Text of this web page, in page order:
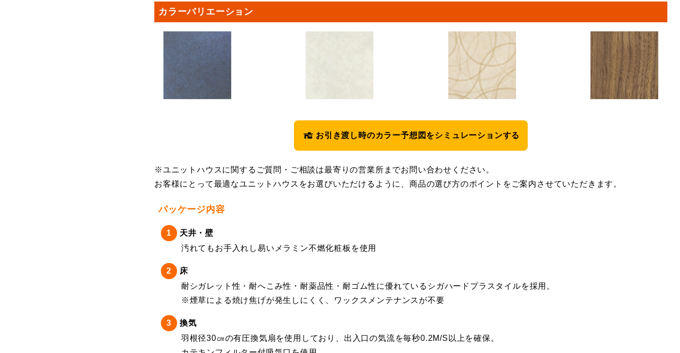
カラーバリエーション
お引き渡し時のカラー予想図をシミュレーションする
※ユニットハウスに関するご質問・ご相談は最寄りの営業所までお問い合わせください。
お客様にとって最適なユニットハウスをお選びいただけるように、商品の選び方のポイントをご案内させていただきます。
パッケージ内容
天井・壁
汚れてもお手入れし易いメラミン不燃化粧板を使用
床
耐シガレット性・耐へこみ性・耐薬品性・耐ゴム性に優れているシガハードプラスタイルを採用。
※煙草による焼け焦げが発生しにくく、ワックスメンテナンスが不要
換気
羽根径30㎝の有圧換気扇を使用しており、出入口の気流を毎秒0.2M/S以上を確保。